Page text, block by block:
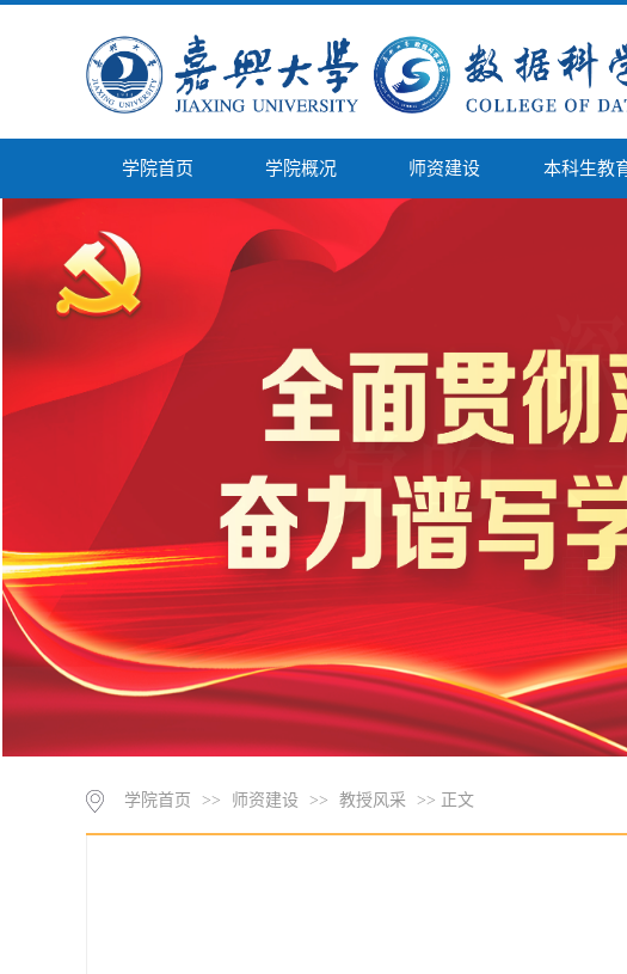
学院首页 学院概况 师资建设 本科生教
学院首页 >> 师资建设 >> 教授风采 >> 正文